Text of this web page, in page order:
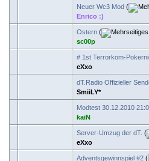
Neuer Wc3 Mod (
Enrico :)
Ostern (
sc00p
# 1st Terrorkom-
eXxo
dT.Radio Offizieller
SmiiLY*
Modtest 30.12.2010
kaiN
Server-Umzug der dT. (
eXxo
Adventsgewinnspiel #2 (